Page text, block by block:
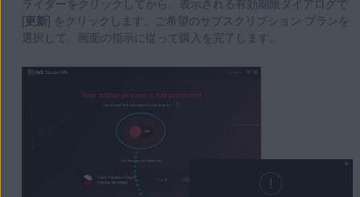
[更新] をクリックします。ご希望のサブスクリプション プランを
選択して、画面の指示に従って購入を完了します。